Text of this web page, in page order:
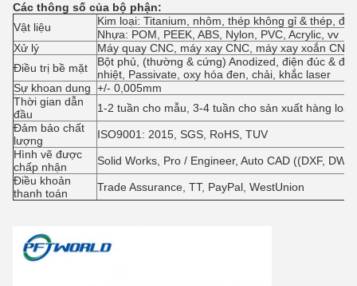
Các thông số của bộ phận:
Vật liệu
Kim loại: Titanium, nhôm, thép không gỉ & thép,
Nhựa: POM, PEEK, ABS, Nylon, PVC, Acrylic, vv
Xử lý
Máy quay CNC, máy xay CNC, máy xay xoắn
Điều trị bề mặt
Bột phủ, (thường & cứng) Anodized, điện đúc &
nhiệt, Passivate, oxy hóa đen, chải, khắc laser
Sự khoan dung +/- 0,005mm
Thời gian dẫn
đầu
1-2 tuần cho mẫu, 3-4 tuần cho sản xuất hàng loạt
Đảm bảo chất
lượng
ISO9001: 2015, SGS, RoHS, TUV
Hình vẽ được
chấp nhận
Solid Works, Pro / Engineer, Auto CAD ((DXF,
Điều khoản
thanh toán
Trade Assurance, TT, PayPal, WestUnion